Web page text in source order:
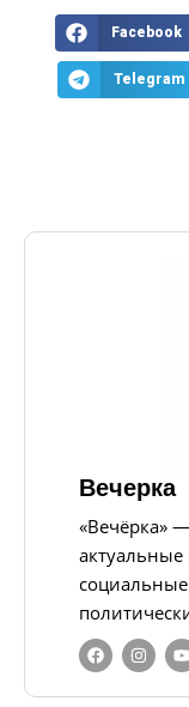
Facebook
Telegram
Вечерка
«Вечёрка»